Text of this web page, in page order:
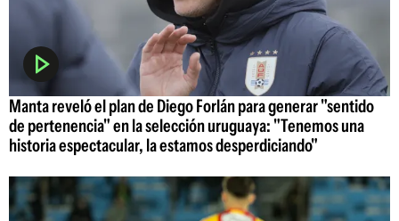
Manta reveló el plan de Diego Forlán para generar "sentido
de pertenencia" en la selección uruguaya: "Tenemos una
historia espectacular, la estamos desperdiciando"